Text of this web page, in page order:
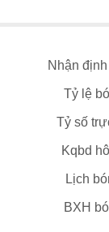
Nhận
Tỷ lệ
Tỷ số
Kqbd
Lịch
BXH